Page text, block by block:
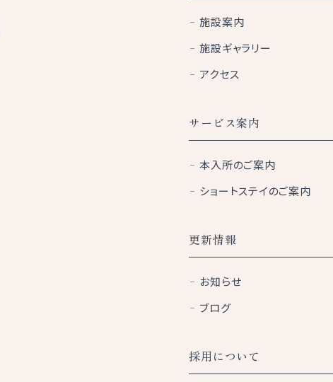
施設案内
施設ギャラリー
アクセス
サービス案内
本入所のご案内
ショートステイのご案内
更新情報
お知らせ
ブログ
採用について